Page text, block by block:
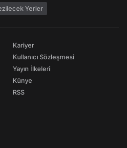
Yerler
Kariyer
Kullanıcı Sözleşmesi
Yayın İlkeleri
Künye
RSS